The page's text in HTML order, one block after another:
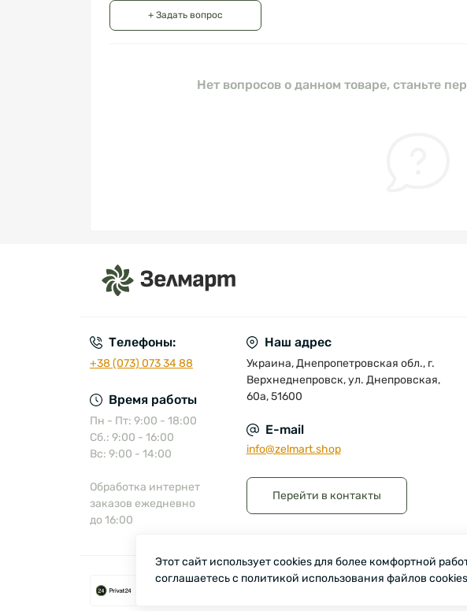
+ Задать вопрос
Нет вопросов о данном товаре, станьте
Телефоны:
+38 (073) 073 34 88
Время работы
Пн - Пт: 9:00 - 18:00
Сб.: 9:00 - 16:00
Вс: 9:00 - 14:00
Обработка интернет
заказов ежедневно
до 16:00
Наш адрес
Украина, Днепропетровская обл., г.
Верхнеднепровск, ул. Днепровская,
60а, 51600
E-mail
info@zelmart.shop
Перейти в контакты
Этот сайт использует cookies для более комфортной
соглашаетесь с политикой использования файлов